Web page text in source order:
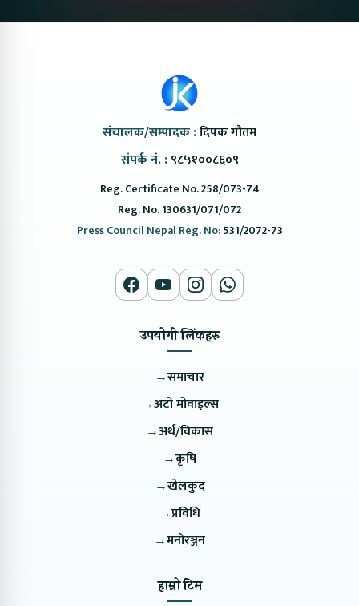
संचालक/सम्पादक :दिपक गौतम
संपर्क नं. : ९८५१००८६०९
Reg. Certificate No. 258/073-74
Reg. No. 130631/071/072
Press Council Nepal Reg. No:531/2072-73
उपयोगी लिंकहरु
→समाचार
→अटो मोवाइल्स
→अर्थ/विकास
→कृषि
→खेलकुद
→प्रविधि
→मनोरञ्जन
हाम्रो टिम